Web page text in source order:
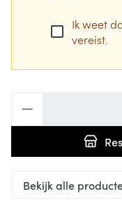
Ik weet
vereist.
Bekijk alle